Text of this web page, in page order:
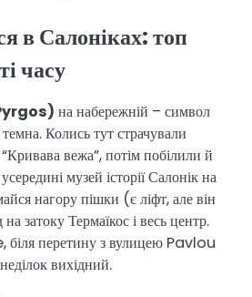
в Салоніках: топ
часу
на набережній – символ
темна. Колись тут страчували
“Кривава вежа”, потім побілили й
музей історії Салонік на
нагору пішки (є ліфт, але він
затоку Термаїкос і весь центр.
перетину з вулицею Pavlou
вихідний.